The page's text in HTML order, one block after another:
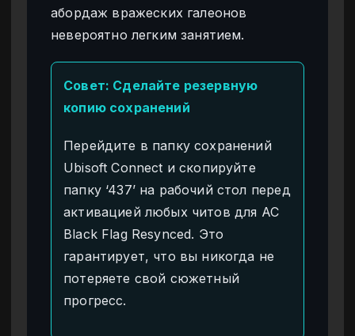
абордаж вражеских галеонов
невероятно легким занятием.
Совет: Сделайте резервную
копию сохранений
Перейдите в папку сохранений
Ubisoft Connect и скопируйте
папку ‘437’ на рабочий стол перед
активацией любых читов для AC
Black Flag Resynced. Это
гарантирует, что вы никогда не
потеряете свой сюжетный
прогресс.